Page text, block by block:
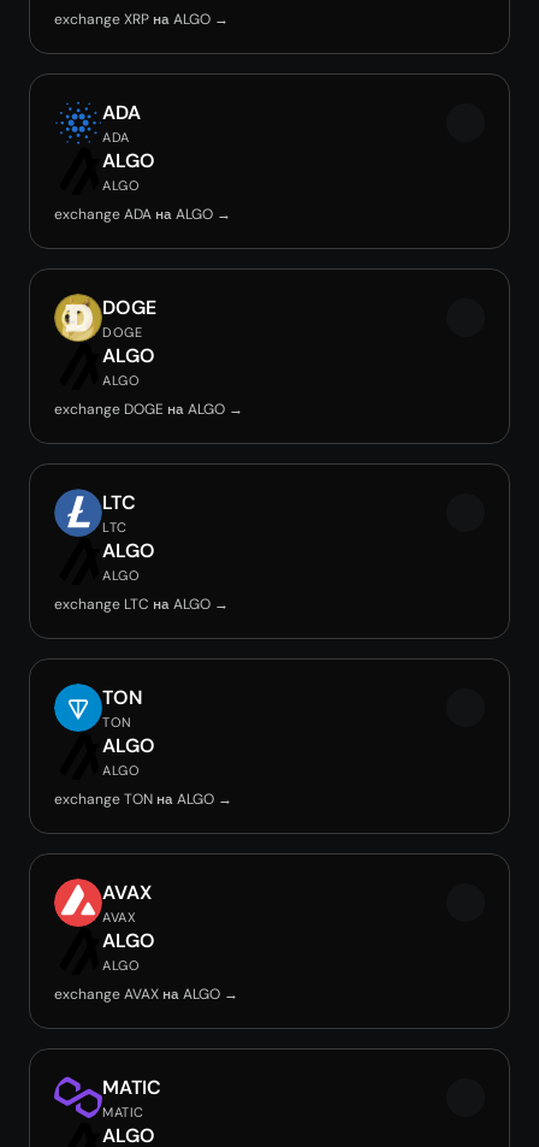
exchange XRP на ALGO →
ADA
ADA
ALGO
ALGO
exchange ADA на ALGO →
DOGE
DOGE
ALGO
ALGO
exchange DOGE на ALGO →
LTC
LTC
ALGO
ALGO
exchange LTC на ALGO →
TON
TON
ALGO
ALGO
exchange TON на ALGO →
AVAX
AVAX
ALGO
ALGO
exchange AVAX на ALGO →
MATIC
MATIC
ALGO